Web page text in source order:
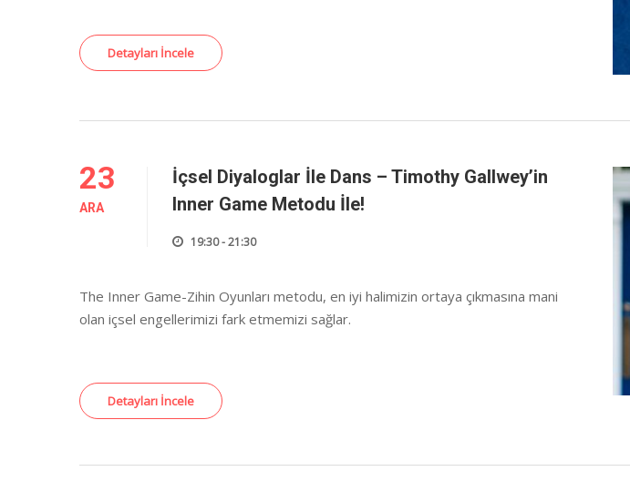
Detayları İncele
23
ARA
İçsel Diyaloglar İle Dans – Timothy Gallwey’in
Inner Game Metodu İle!
19:30 - 21:30
The Inner Game-Zihin Oyunları metodu, en iyi halimizin ortaya çıkmasına mani
olan içsel engellerimizi fark etmemizi sağlar.
Detayları İncele